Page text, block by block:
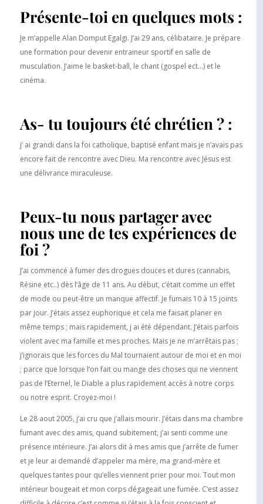
Présente-toi en quelques mots :
Je m’appelle Alan Domput Egalgi. J’ai 29 ans, célibataire. Je prépare
une formation pour devenir entraineur sportif en salle de
musculation. J’aime le basket-ball, le chant (gospel ect…) et le
cinéma.
As- tu toujours été chrétien ? :
j’ ai grandi dans la foi catholique, baptisé enfant mais je n’avais pas
encore fait de rencontre avec Dieu. Ma rencontre avec Jésus est
une délivrance miraculeuse.
Peux-tu nous partager avec
nous une de tes expériences de
foi ?
J’ai commencé à fumer des drogues douces et dures (cannabis,
Résine etc..) dès l’âge de 11 ans. Au début, c’était comme un effet
de mode ou peut-être un manque affectif. Je fumais 10 à 15 joints
par jour. J’étais assez euphorique et cela me faisait planer en
même temps ; mais rapidement, j ai été dépendant. J’étais parfois
violent avec ma famille et mes proches. Mais je ne m’arrêtais pas ;
j’ignorais que les forces du Mal tournaient autour de moi et en moi
; parce que lorsque l’on fait ou mange des choses qui ne viennent
pas de l’Eternel, le Diable a plus rapidement accès à notre corps
ou notre esprit. Croyez-moi !
Le 28 aout 2005, j’ai cru que j’allais mourir. J’étais dans ma chambre
fumant avec des amis, quand subitement, j’ai senti comme une
présence intérieure. J’ai alors dit à mes amis que j’arrête de fumer
et je leur ai demandé d’appeler ma mère, ma grand-mère et
quelques tantes pour qu’elles viennent prier pour moi. Tout mon
intérieur bougeait et mon corps dégageait une fumée. C’est assez